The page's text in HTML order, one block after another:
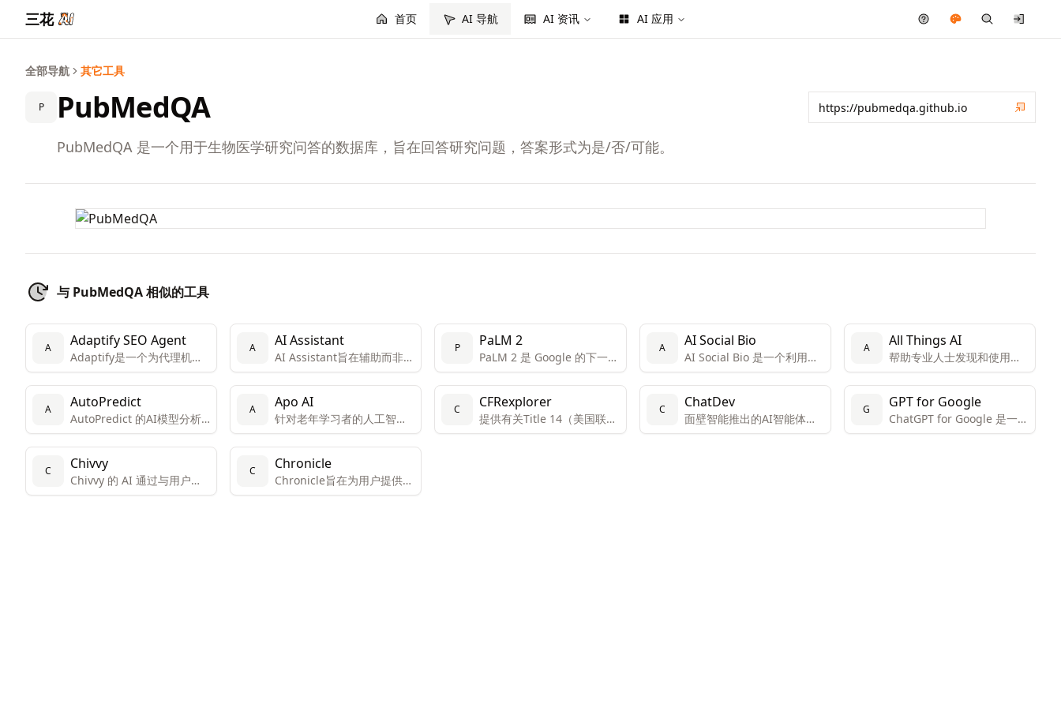
三花 首页 AI 导航 AI 资讯 AI 应用
全部导航 其它工具
P PubMedQA
PubMedQA 是一个用于生物医学研究问答的数据库，旨在回答研究问题，答案形式为是/否/可能。
与 PubMedQA 相似的工具
A Adaptify SEO Agent
Adaptify是一个为代理机构
设计的自动化SEO服务，它
提供策略、内容和链接建设
的全面解决方案，旨在帮助
用户节省时间，提高SEO效
率，并支持多种CMS平台。
通过自动化工具，Adaptify
旨在减少手动工作量，同时
提供高质量的内容和链接建
设服务。
A AI Assistant
AI Assistant旨在辅助而非完
全取代人类任务，减少执行
某些任务所需的时间。当前
AI能够分析多个文本并生成
模型表格、SQL脚本和UML
图，产品仍在开发中以理解
和分析更多文本。
P PaLM 2
PaLM 2 是 Google 的下一代
大型语言模型 (LLM)，继承
了 Google 在机器学习和负
责任的 AI 研究方面的传统。
A AI Social Bio
AI Social Bio 是一个利用人
工智能技术帮助用户创建社
交媒体简介（bio）的平台。
用户可以通过添加关键词和
选择一个影响者来启发AI生
成个性化的简介。
A All Things AI
帮助专业人士发现和使用最
佳的AI工具，提升工作效率
和职业发展。
A AutoPredict
AutoPredict 的AI模型分析
了数百万车辆的数据，并将
其与用户车辆的数据进行比
较，以生成关于汽车寿命的
准确预测。
A Apo AI
针对老年学习者的人工智能
学习平台
C CFRexplorer
提供有关Title 14（美国联邦
法规第14卷）中规定的查询
C ChatDev
面壁智能推出的AI智能体软
件开发平台，使用自然语言
G GPT for Google
ChatGPT for Google 是一款
浏览器扩展，旨在通过
C Chivvy
Chivvy 的 AI 通过与用户现
实生活相呼应的提醒帮助用
C Chronicle
Chronicle旨在为用户提供一
个创新、高效且互动性强的